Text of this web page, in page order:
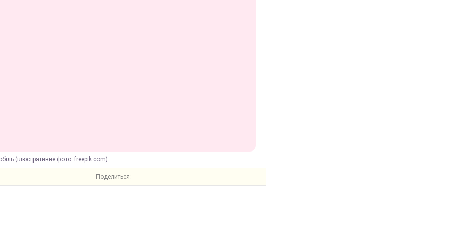
(ілюстративне фото: freepik.com)
Поделиться: